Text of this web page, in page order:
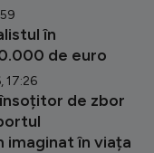
în
de euro
17:26
de zbor
imaginat în viața